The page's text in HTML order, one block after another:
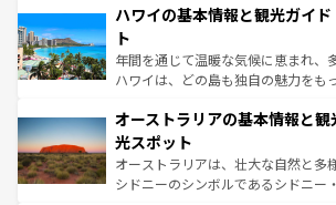
着のスイス情報はコンテンツ一覧を
のような巨大都市は、観光、ショッ
ンメントが詰まった刺激的なスポッ
西部には大自然が広がり、グランド
ストーン国立公園といった絶景が堪
文化が魅力。旅行者はアメリカの各
しみながら、その多様性と豊かな歴
るだろう。車でのロードトリップや
ならではの贅沢な旅のスタイルだ。 なお、新着のアメリカ
情報は コンテンツ一覧 を参照してほ
ハワイの基本情報と観光ガイ
ト
年間を通じて温暖な気候に恵まれ、
ハワイは、どの島も独自の魅力をも
ワイ島は見逃せない。また、定番の
島だが、静かな自然を求めるならマ
おすすめ。エメラルドグリーンに輝
文化や歴史が息づいている。「アロ
オーストラリアの基本情報と
光スポット
オーストラリアは、壮大な自然と多
シドニーのシンボルであるシドニー